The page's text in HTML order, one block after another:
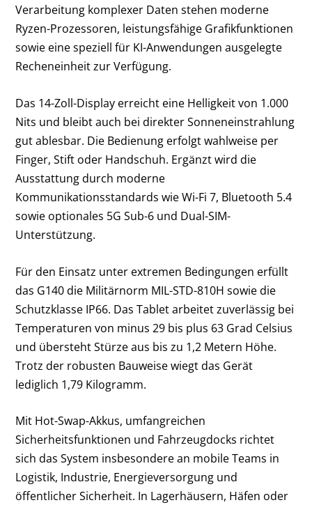
Verarbeitung komplexer Daten stehen moderne
Ryzen-Prozessoren, leistungsfähige Grafikfunktionen
sowie eine speziell für KI-Anwendungen ausgelegte
Recheneinheit zur Verfügung.
Das 14-Zoll-Display erreicht eine Helligkeit von 1.000
Nits und bleibt auch bei direkter Sonneneinstrahlung
gut ablesbar. Die Bedienung erfolgt wahlweise per
Finger, Stift oder Handschuh. Ergänzt wird die
Ausstattung durch moderne
Kommunikationsstandards wie Wi-Fi 7, Bluetooth 5.4
sowie optionales 5G Sub-6 und Dual-SIM-
Unterstützung.
Für den Einsatz unter extremen Bedingungen erfüllt
das G140 die Militärnorm MIL-STD-810H sowie die
Schutzklasse IP66. Das Tablet arbeitet zuverlässig bei
Temperaturen von minus 29 bis plus 63 Grad Celsius
und übersteht Stürze aus bis zu 1,2 Metern Höhe.
Trotz der robusten Bauweise wiegt das Gerät
lediglich 1,79 Kilogramm.
Mit Hot-Swap-Akkus, umfangreichen
Sicherheitsfunktionen und Fahrzeugdocks richtet
sich das System insbesondere an mobile Teams in
Logistik, Industrie, Energieversorgung und
öffentlicher Sicherheit. In Lagerhäusern, Häfen oder